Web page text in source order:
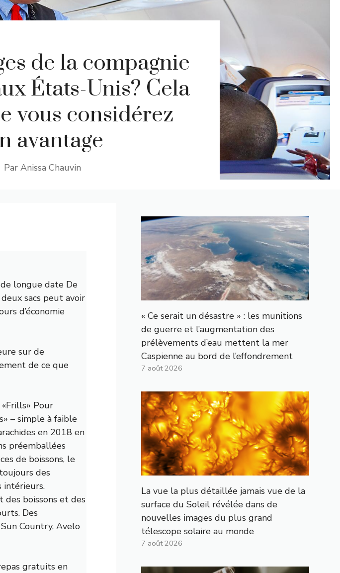
de la compagnie
États-Unis? Cela
vous considérez
avantage
Par Anissa Chauvin
longue date De
sacs peut avoir
d’économie
sur de
de ce que
Pour
– simple à faible
en 2018 en
préemballées
de boissons, le
des
intérieurs.
boissons et des
Des
Country, Avelo
gratuits en
« Ce serait un désastre » : les munitions
de guerre et l’augmentation des
prélèvements d’eau mettent la mer
Caspienne au bord de l’effondrement
7 août 2026
La vue la plus détaillée jamais vue de la
surface du Soleil révélée dans de
nouvelles images du plus grand
télescope solaire au monde
7 août 2026